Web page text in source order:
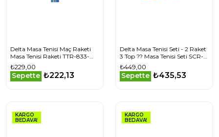
Delta Masa Tenisi Maç Raketi
Masa Tenisi Raketi TTR-833-
RKT Renkli
₺229,00
Sepette ₺222,13
Delta Masa Tenisi Seti - 2 Raket
3 Top ?? Masa Tenisi Seti SCR-
374-SET Renkli
₺449,00
Sepette ₺435,53
KARGO
BEDAVA!
KARGO
BEDAVA!